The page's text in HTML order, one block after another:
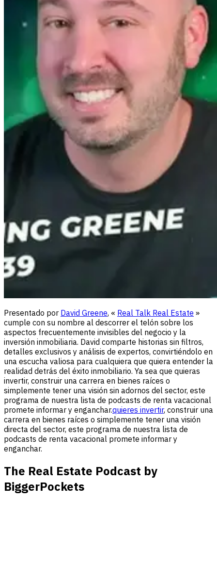
Presentado por David Greene, « Real Talk Real Estate »
cumple con su nombre al descorrer el telón sobre los
aspectos frecuentemente invisibles del negocio y la
inversión inmobiliaria. David comparte historias sin filtros,
detalles exclusivos y análisis de expertos, convirtiéndolo en
una escucha valiosa para cualquiera que quiera entender la
realidad detrás del éxito inmobiliario. Ya sea que quieras
invertir, construir una carrera en bienes raíces o
simplemente tener una visión sin adornos del sector, este
programa de nuestra lista de podcasts de renta vacacional
promete informar y enganchar.quieres invertir, construir una
carrera en bienes raíces o simplemente tener una visión
directa del sector, este programa de nuestra lista de
podcasts de renta vacacional promete informar y
enganchar.
The Real Estate Podcast by
BiggerPockets